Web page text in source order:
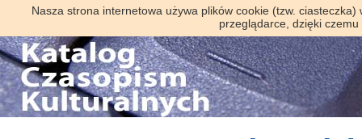
Nasza strona internetowa używa plików cookie (tzw.
przeglądarce, dzięki